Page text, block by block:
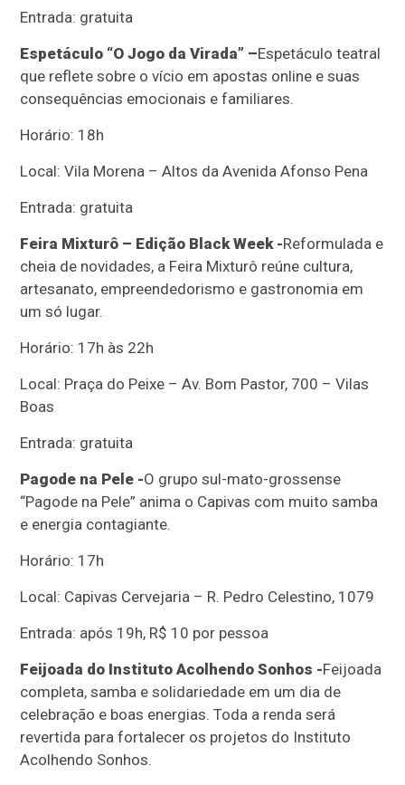
Entrada: gratuita
Espetáculo “O Jogo da Virada” –Espetáculo teatral
que reflete sobre o vício em apostas online e suas
consequências emocionais e familiares.
Horário: 18h
Local: Vila Morena – Altos da Avenida Afonso Pena
Entrada: gratuita
Feira Mixturô – Edição Black Week -Reformulada e
cheia de novidades, a Feira Mixturô reúne cultura,
artesanato, empreendedorismo e gastronomia em
um só lugar.
Horário: 17h às 22h
Local: Praça do Peixe – Av. Bom Pastor, 700 – Vilas
Boas
Entrada: gratuita
Pagode na Pele -O grupo sul-mato-grossense
“Pagode na Pele” anima o Capivas com muito samba
e energia contagiante.
Horário: 17h
Local: Capivas Cervejaria – R. Pedro Celestino, 1079
Entrada: após 19h, R$ 10 por pessoa
Feijoada do Instituto Acolhendo Sonhos -Feijoada
completa, samba e solidariedade em um dia de
celebração e boas energias. Toda a renda será
revertida para fortalecer os projetos do Instituto
Acolhendo Sonhos.